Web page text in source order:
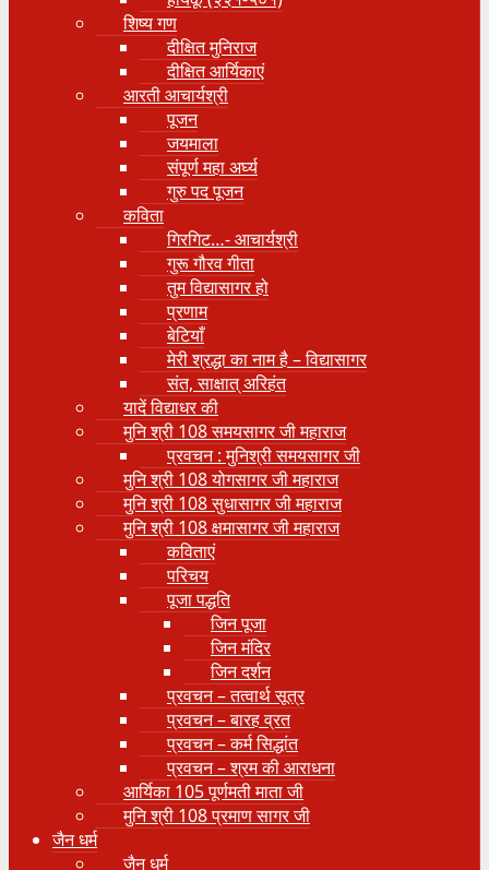
शिष्य गण
दीक्षित मुनिराज
दीक्षित आर्यिकाएं
आरती आचार्यश्री
पूजन
जयमाला
संपूर्ण महा अर्घ्य
गुरु पद पूजन
कविता
गिरगिट…- आचार्यश्री
गुरू गौरव गीता
तुम विद्यासागर हो
प्रणाम
बेटियाँ
मेरी श्रद्धा का नाम है – विद्यासागर
संत, साक्षात् अरिहंत
यादें विद्याधर की
मुनि श्री 108 समयसागर जी महाराज
प्रवचन : मुनिश्री समयसागर जी
मुनि श्री 108 योगसागर जी महाराज
मुनि श्री 108 सुधासागर जी महाराज
मुनि श्री 108 क्षमासागर जी महाराज
कविताएं
परिचय
पूजा पद्धति
जिन पूजा
जिन मंदिर
जिन दर्शन
प्रवचन – तत्वार्थ सूत्र
प्रवचन – बारह व्रत
प्रवचन – कर्म सिद्धांत
प्रवचन – श्रम की आराधना
आर्यिका 105 पूर्णमती माता जी
मुनि श्री 108 प्रमाण सागर जी
जैन धर्म
जैन धर्म